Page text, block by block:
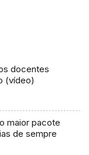
docentes
(vídeo)
maior pacote
de sempre